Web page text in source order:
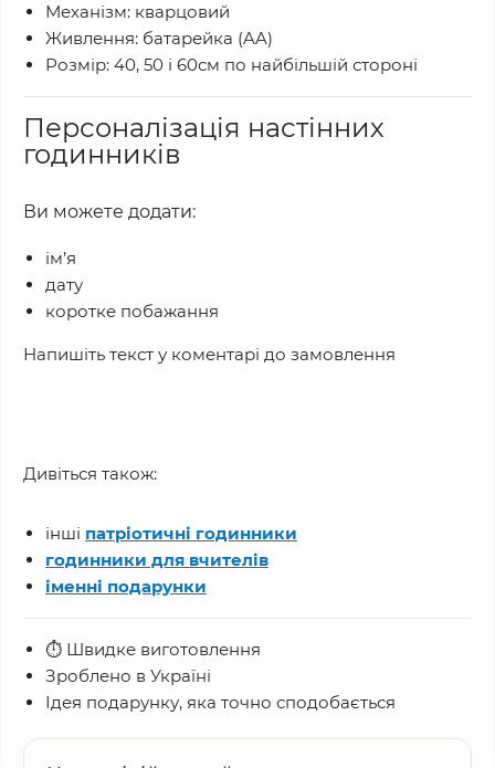
Механізм: кварцовий
Живлення: батарейка (AA)
Розмір: 40, 50 і 60см по найбільшій стороні
Персоналізація настінних
годинників
Ви можете додати:
ім’я
дату
коротке побажання
Напишіть текст у коментарі до замовлення
Дивіться також:
інші патріотичні годинники
годинники для вчителів
іменні подарунки
⏱ Швидке виготовлення
Зроблено в Україні
Ідея подарунку, яка точно сподобається